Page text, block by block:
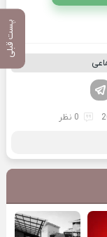
پست قبلی
لینکدین
0 نظر